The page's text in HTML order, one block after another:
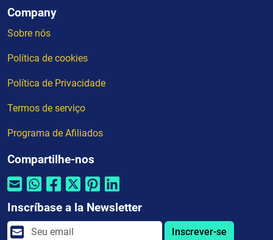
Company
Sobre nós
Política de cookies
Política de Privacidade
Termos de serviço
Programa de Afiliados
Compartilhe-nos
Inscríbase a la Newsletter
Inscrever-se